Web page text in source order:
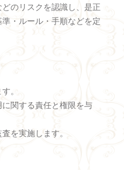
のリスクを認識し、是正
・ルール・手順などを定
。
関する責任と権限を与
を実施します。